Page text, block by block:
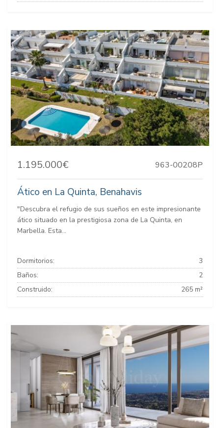
1.195.000€ 963-00208P
Ático en La Quinta, Benahavis
"Descubra el refugio de sus sueños en este impresionante
ático situado en la prestigiosa zona de La Quinta, en
Marbella. Esta...
Dormitorios:
3
Baños:
2
Construido:
265 m²